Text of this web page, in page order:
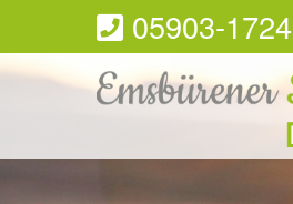
05903-1724